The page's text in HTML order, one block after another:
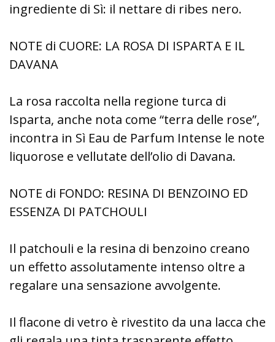
ingrediente di Sì: il nettare di ribes nero.
NOTE di CUORE: LA ROSA DI ISPARTA E IL
DAVANA
La rosa raccolta nella regione turca di
Isparta, anche nota come “terra delle rose”,
incontra in Sì Eau de Parfum Intense le note
liquorose e vellutate dell’olio di Davana.
NOTE di FONDO: RESINA DI BENZOINO ED
ESSENZA DI PATCHOULI
Il patchouli e la resina di benzoino creano
un effetto assolutamente intenso oltre a
regalare una sensazione avvolgente.
Il flacone di vetro è rivestito da una lacca che